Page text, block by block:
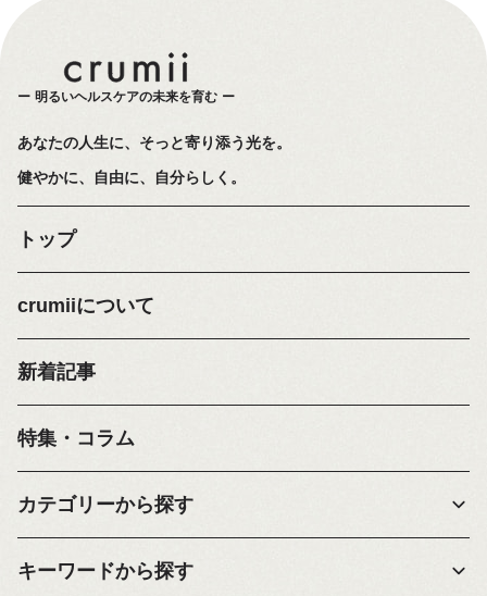
明るいヘルスケアの未来を育む
あなたの人生に、そっと寄り添う光を。
健やかに、自由に、自分らしく。
トップ
crumiiについて
新着記事
特集・コラム
カテゴリーから探す
キーワードから探す